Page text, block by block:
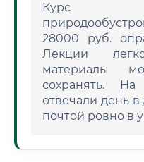
Курс
28000 руб.
Лекции
материалы
сохранять.
отвечали день
почтой ровно в